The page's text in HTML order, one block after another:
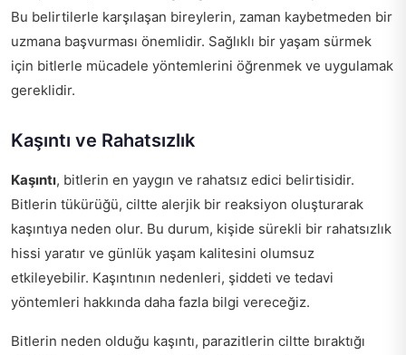
Bu belirtilerle karşılaşan bireylerin, zaman kaybetmeden bir
uzmana başvurması önemlidir. Sağlıklı bir yaşam sürmek
için bitlerle mücadele yöntemlerini öğrenmek ve uygulamak
gereklidir.
Kaşıntı ve Rahatsızlık
Kaşıntı, bitlerin en yaygın ve rahatsız edici belirtisidir.
Bitlerin tükürüğü, ciltte alerjik bir reaksiyon oluşturarak
kaşıntıya neden olur. Bu durum, kişide sürekli bir rahatsızlık
hissi yaratır ve günlük yaşam kalitesini olumsuz
etkileyebilir. Kaşıntının nedenleri, şiddeti ve tedavi
yöntemleri hakkında daha fazla bilgi vereceğiz.
Bitlerin neden olduğu kaşıntı, parazitlerin ciltte bıraktığı